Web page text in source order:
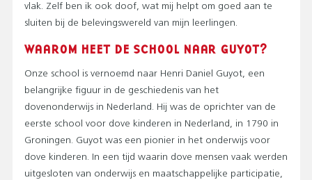
vlak. Zelf ben ik ook doof, wat mij helpt om goed aan te
sluiten bij de belevingswereld van mijn leerlingen.
WAAROM HEET DE SCHOOL NAAR GUYOT?
Onze school is vernoemd naar Henri Daniel Guyot, een
belangrijke figuur in de geschiedenis van het
dovenonderwijs in Nederland. Hij was de oprichter van de
eerste school voor dove kinderen in Nederland, in 1790 in
Groningen. Guyot was een pionier in het onderwijs voor
dove kinderen. In een tijd waarin dove mensen vaak werden
uitgesloten van onderwijs en maatschappelijke participatie,